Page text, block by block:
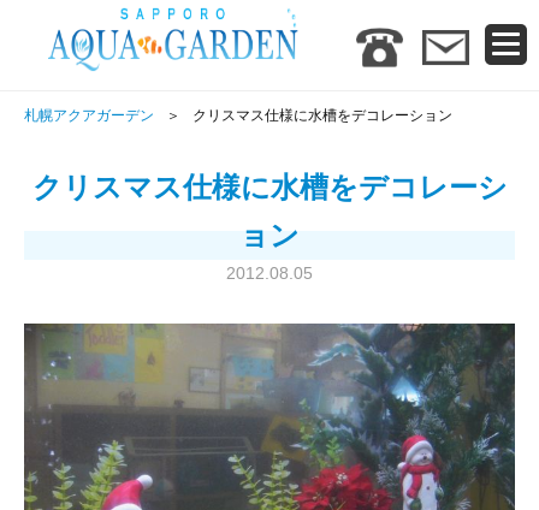
札幌アクアガーデン クリスマス仕様に水槽をデコレーション
クリスマス仕様に水槽をデコレーシ
ョン
2012.08.05